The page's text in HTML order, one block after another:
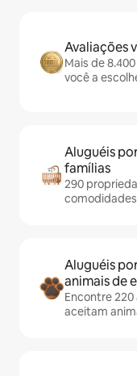
Avaliações
Mais de
você a
Aluguéis
famílias
290
Aluguéis
animais de
Encontre
aceitam